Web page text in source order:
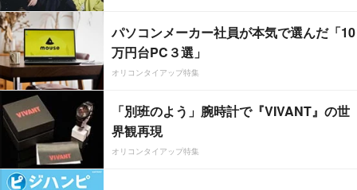
パソコンメーカー社員が本気で選んだ「10
万円台PC３選」
オリコンタイアップ特集
「別班のよう」腕時計で『VIVANT』の世
界観再現
オリコンタイアップ特集